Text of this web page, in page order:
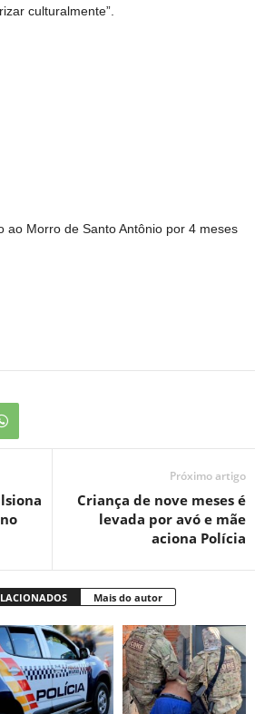
culturalmente”.
ao Morro de Santo Antônio por 4 meses
Próximo artigo
Criança de nove meses é
levada por avó e mãe
aciona Polícia
Mais do autor